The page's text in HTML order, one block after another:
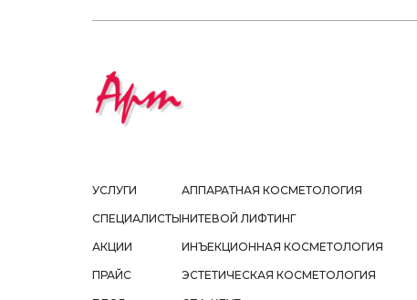
УСЛУГИ
СПЕЦИАЛИСТЫ
АКЦИИ
ПРАЙС
АППАРАТНАЯ КОСМЕТОЛОГИЯ
НИТЕВОЙ ЛИФТИНГ
ИНЪЕКЦИОННАЯ КОСМЕТОЛОГИЯ
ЭСТЕТИЧЕСКАЯ КОСМЕТОЛОГИЯ